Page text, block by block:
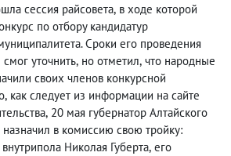
сессия райсовета, в ходе которой
по отбору кандидатур
Сроки его проведения
уточнить, но отметил, что народные
своих членов конкурсной
, как следует из информации на сайте
, 20 мая губернатор Алтайского
в комиссию свою тройку:
Николая Губерта, его